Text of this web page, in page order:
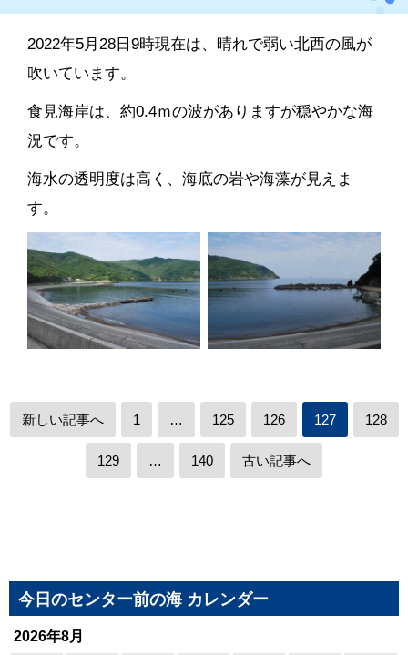
2022年5月28日9時現在は、晴れで弱い北西の風が
吹いています。
食見海岸は、約0.4ｍの波がありますが穏やかな海
況です。
海水の透明度は高く、海底の岩や海藻が見えま
す。
新しい記事へ 1 … 125 126 127 128
129 … 140 古い記事へ
今日のセンター前の海 カレンダー
2026年8月